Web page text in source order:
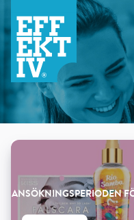
Products